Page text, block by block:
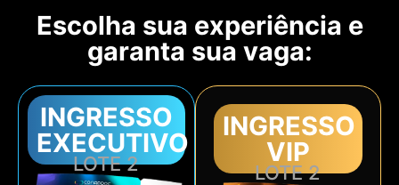
Escolha sua experiência e
garanta sua vaga:
INGRESSO
EXECUTIVO
LOTE 2
INGRESSO
VIP
LOTE 2